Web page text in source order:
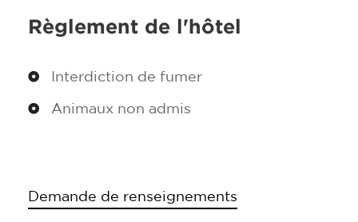
Règlement de l'hôtel
Interdiction de fumer
Animaux non admis
Demande de renseignements